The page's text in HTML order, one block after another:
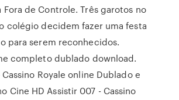
Fora de Controle. Três garotos no
colégio decidem fazer uma festa
para serem reconhecidos.
completo dublado download.
Royale online Dublado e
Cine HD Assistir 007 - Cassino